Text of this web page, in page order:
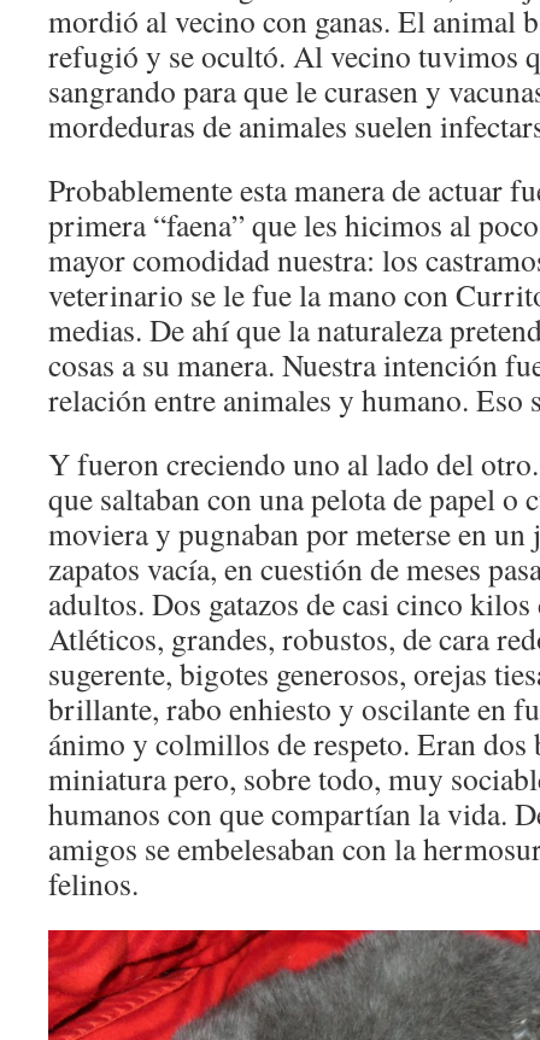
mordió al vecino con ganas. El animal
refugió y se ocultó. Al vecino tuvimos
sangrando para que le curasen y
mordeduras de animales suelen
Probablemente esta manera de actuar
primera “faena” que les hicimos al
mayor comodidad nuestra: los
veterinario se le fue la mano con
medias. De ahí que la naturaleza
cosas a su manera. Nuestra intención
relación entre animales y humano.
Y fueron creciendo uno al lado del
que saltaban con una pelota de papel o
moviera y pugnaban por meterse en un
zapatos vacía, en cuestión de meses
adultos. Dos gatazos de casi cinco kilos
Atléticos, grandes, robustos, de cara
sugerente, bigotes generosos, orejas
brillante, rabo enhiesto y oscilante en
ánimo y colmillos de respeto. Eran dos
miniatura pero, sobre todo, muy
humanos con que compartían la vida.
amigos se embelesaban con la
felinos.